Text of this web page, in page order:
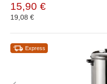
15,90 €
19,08 €
Express